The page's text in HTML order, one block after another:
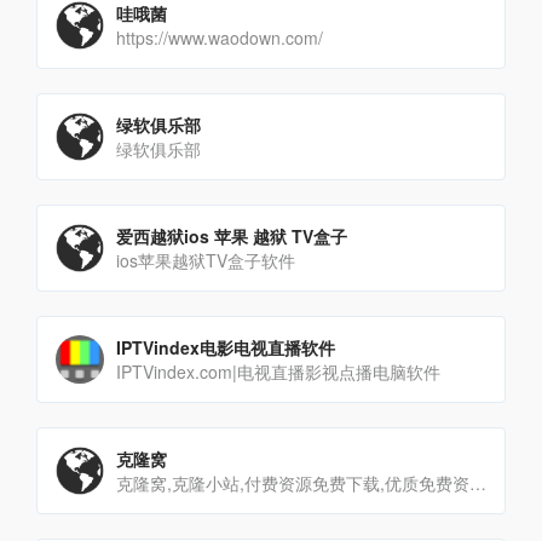
哇哦菌
https://www.waodown.com/
绿软俱乐部
绿软俱乐部
爱西越狱ios 苹果 越狱 TV盒子
ios苹果越狱TV盒子软件
IPTVindex电影电视直播软件
IPTVindex.com|电视直播影视点播电脑软件
克隆窝
克隆窝,克隆小站,付费资源免费下载,优质免费资源,技术提升,学习平台,资源交流平台